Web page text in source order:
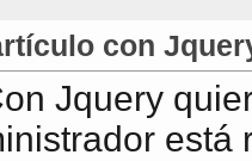
con
Jquery
está